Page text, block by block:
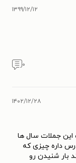
۱۳۹۹/۱۲/۱۲
۰
۱۴۰۲/۱۲/۲۸
جملات سال ها
داره چیزی که
بار شنیدن رو